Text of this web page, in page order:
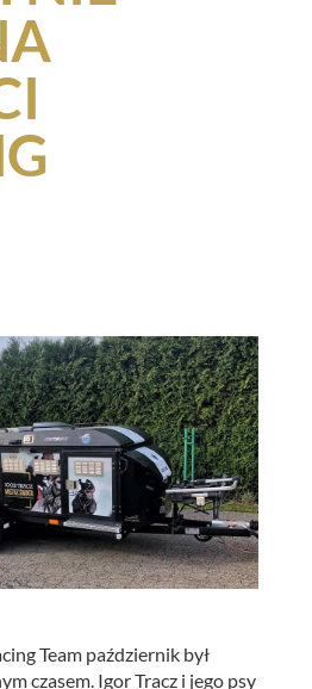
Team październik był
czasem. Igor Tracz i jego psy